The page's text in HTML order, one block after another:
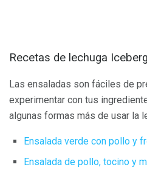
Recetas de lechuga Iceberg
Las ensaladas son fáciles de
experimentar con tus
algunas formas más de usar la
Ensalada verde con pollo y
Ensalada de pollo, tocino y